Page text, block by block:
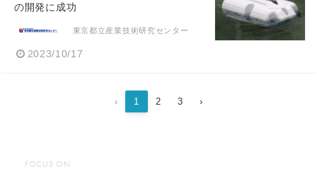
の開発に成功
東京都立産業技術研究センター
2023/10/17
‹ 1 2 3 ›
FOCUS ON